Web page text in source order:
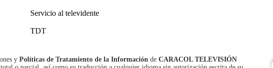
Servicio al televidente
TDT
y Políticas de Tratamiento de la Información de CARACOL TELEVISIÓN